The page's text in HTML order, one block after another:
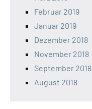
Februar 2019
Januar 2019
Dezember 2018
November 2018
September 2018
August 2018